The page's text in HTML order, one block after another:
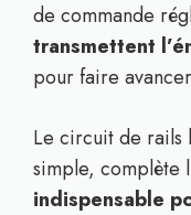
de commande
transmettent
pour faire
Le circuit de rails
simple, complète
indispensable